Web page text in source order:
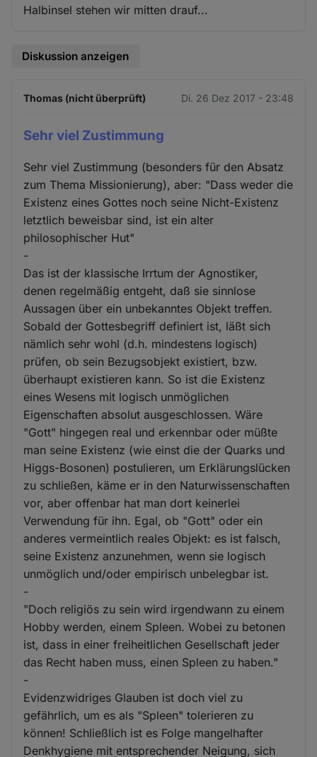
Halbinsel stehen wir mitten drauf...
Diskussion anzeigen
Thomas (nicht überprüft) Di. 26 Dez 2017 - 23:48
Sehr viel Zustimmung
Sehr viel Zustimmung (besonders für den Absatz
zum Thema Missionierung), aber: "Dass weder die
Existenz eines Gottes noch seine Nicht-Existenz
letztlich beweisbar sind, ist ein alter
philosophischer Hut"
-
Das ist der klassische Irrtum der Agnostiker,
denen regelmäßig entgeht, daß sie sinnlose
Aussagen über ein unbekanntes Objekt treffen.
Sobald der Gottesbegriff definiert ist, läßt sich
nämlich sehr wohl (d.h. mindestens logisch)
prüfen, ob sein Bezugsobjekt existiert, bzw.
überhaupt existieren kann. So ist die Existenz
eines Wesens mit logisch unmöglichen
Eigenschaften absolut ausgeschlossen. Wäre
"Gott" hingegen real und erkennbar oder müßte
man seine Existenz (wie einst die der Quarks und
Higgs-Bosonen) postulieren, um Erklärungslücken
zu schließen, käme er in den Naturwissenschaften
vor, aber offenbar hat man dort keinerlei
Verwendung für ihn. Egal, ob "Gott" oder ein
anderes vermeintlich reales Objekt: es ist falsch,
seine Existenz anzunehmen, wenn sie logisch
unmöglich und/oder empirisch unbelegbar ist.
-
"Doch religiös zu sein wird irgendwann zu einem
Hobby werden, einem Spleen. Wobei zu betonen
ist, dass in einer freiheitlichen Gesellschaft jeder
das Recht haben muss, einen Spleen zu haben."
-
Evidenzwidriges Glauben ist doch viel zu
gefährlich, um es als "Spleen" tolerieren zu
können! Schließlich ist es Folge mangelhafter
Denkhygiene mit entsprechender Neigung, sich